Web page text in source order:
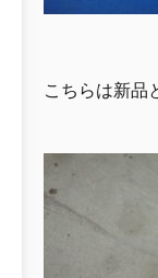
こちらは新品